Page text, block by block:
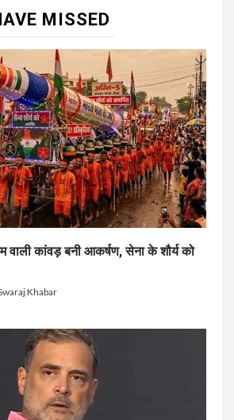
MISSED
वाली कांवड़ बनी आकर्षण, सेना के शौर्य को
Khabar